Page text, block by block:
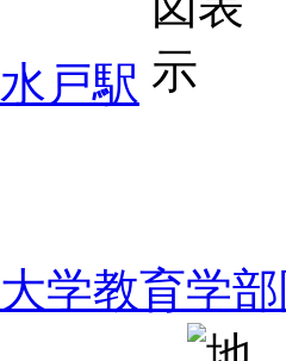
戸駅
学教育学